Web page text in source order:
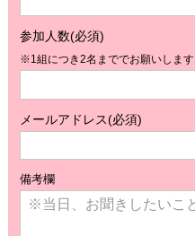
参加人数(必須)
※1組につき2名まででお願いします
メールアドレス(必須)
備考欄